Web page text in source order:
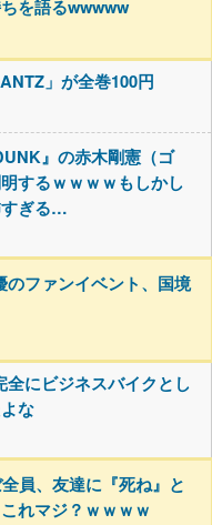
を語るwwwww
」が全巻100円
』の赤木剛憲（ゴ
するｗｗｗｗもしかし
ぎる…
のファンイベント、国境
にビジネスバイクとし
な
員、友達に『死ね』と
れマジ？ｗｗｗｗ